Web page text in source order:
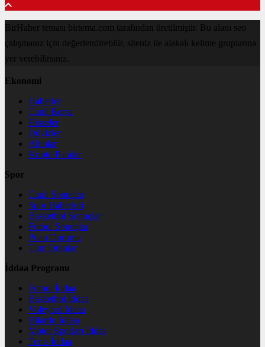
BirHaber teması birtema.com tarafından üretilmiştir. Bu alanı seo
çalışmanız için değerlendirebilir, siteniz ile alakalı kelime gruplarına
yer verebilirsiniz.
Ekonomi
Haberler
Canlı Borsa
Hisseler
Dövizler
Altınlar
Kripto Paralar
Spor
Canlı Sonuçlar
Spor Haberleri
Basketbol Sonuçlar
Futbol Sonuçlar
Puan Durumu
Tüm Oranlar
İddaa Programı
Futbol İddaa
Basketbol İddaa
Voleybol İddaa
Bilardo İddaa
Motor Sporları İddaa
Tenis İddaa